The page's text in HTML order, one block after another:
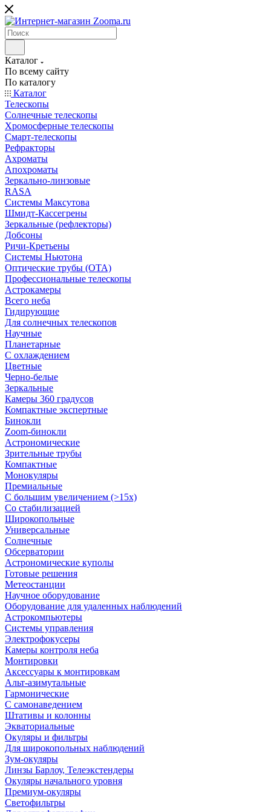
Каталог
По всему сайту
По каталогу
Каталог
Телескопы
Солнечные телескопы
Хромосферные телескопы
Смарт-телескопы
Рефракторы
Ахроматы
Апохроматы
Зеркально-линзовые
RASA
Системы Максутова
Шмидт-Кассегрены
Зеркальные (рефлекторы)
Добсоны
Ричи-Кретьены
Системы Ньютона
Оптические трубы (OTA)
Профессиональные телескопы
Астрокамеры
Всего неба
Гидирующие
Для солнечных телескопов
Научные
Планетарные
С охлаждением
Цветные
Черно-белые
Зеркальные
Камеры 360 градусов
Компактные экспертные
Бинокли
Zoom-бинокли
Астрономические
Зрительные трубы
Компактные
Монокуляры
Премиальные
С большим увеличением (>15x)
Со стабилизацией
Широкопольные
Универсальные
Солнечные
Обсерватории
Астрономические куполы
Готовые решения
Метеостанции
Научное оборудование
Оборудование для удаленных наблюдений
Астрокомпьютеры
Системы управления
Электрофокусеры
Камеры контроля неба
Монтировки
Аксессуары к монтировкам
Альт-азимутальные
Гармонические
С самонаведением
Штативы и колонны
Экваториальные
Окуляры и фильтры
Для широкопольных наблюдений
Зум-окуляры
Линзы Барлоу, Телеэкстендеры
Окуляры начального уровня
Премиум-окуляры
Светофильтры